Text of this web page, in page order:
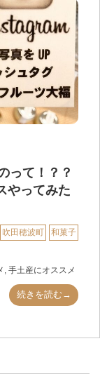
って！？？
やってみた
吹田穂波町
和菓子
手土産にオススメ
続きを読む→